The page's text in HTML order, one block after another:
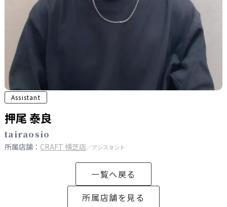
Assistant
押尾 泰良
tairaosio
所属店舗： CRAFT 横芝店／アシスタント
一覧へ戻る
所属店舗を見る